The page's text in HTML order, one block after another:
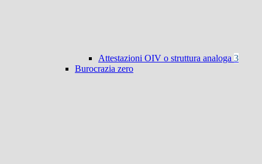
Attestazioni OIV o struttura analoga 3
Burocrazia zero